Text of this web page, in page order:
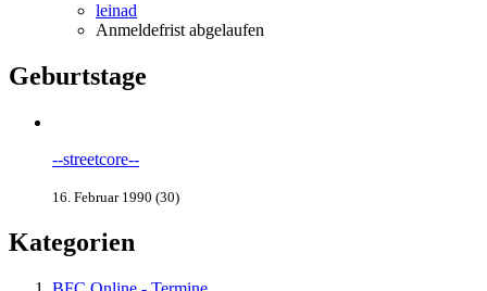
leinad
Anmeldefrist abgelaufen
Geburtstage
--streetcore--
16. Februar 1990 (30)
Kategorien